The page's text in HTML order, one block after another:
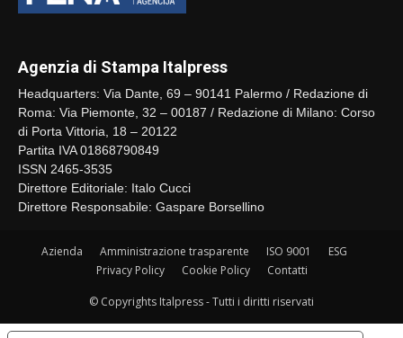
Agenzia di Stampa Italpress
Headquarters: Via Dante, 69 – 90141 Palermo / Redazione di
Roma: Via Piemonte, 32 – 00187 / Redazione di Milano: Corso
di Porta Vittoria, 18 – 20122
Partita IVA 01868790849
ISSN 2465-3535
Direttore Editoriale: Italo Cucci
Direttore Responsabile: Gaspare Borsellino
Azienda Amministrazione trasparente ISO 9001
ESG
Privacy Policy
Cookie Policy Contatti
© Copyrights Italpress - Tutti i diritti riservati